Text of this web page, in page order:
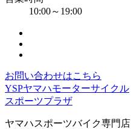
10:00～19:00
お問い合わせはこちら
YSPヤマハモーターサイクル
スポーツプラザ
ヤマハスポーツバイク専門店